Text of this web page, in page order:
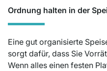
Ordnung halten in der
Eine gut organisierte
sorgt dafür, dass Sie
Wenn alles einen festen